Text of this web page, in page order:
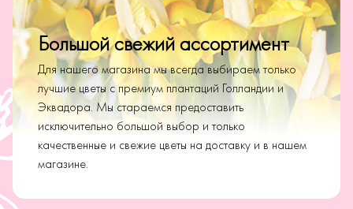
Большой свежий ассортимент
Для нашего магазина мы всегда выбираем только
лучшие цветы с премиум плантаций Голландии и
Эквадора. Мы стараемся предоставить
исключительно большой выбор и только
качественные и свежие цветы на доставку и в нашем
магазине.